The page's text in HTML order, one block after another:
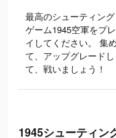
最高のシューティング
ゲーム1945空軍をプレ
イしてください。 集め
て、アップグレードし
て、戦いましょう！
1945シューティン